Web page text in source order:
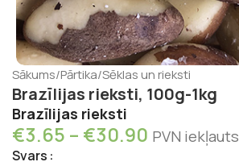
Sākums/Pārtika/Sēklas un rieksti
Brazīlijas rieksti, 100g-1kg
Brazīlijas rieksti
€3.65 – €30.90 PVN iekļauts
Svars